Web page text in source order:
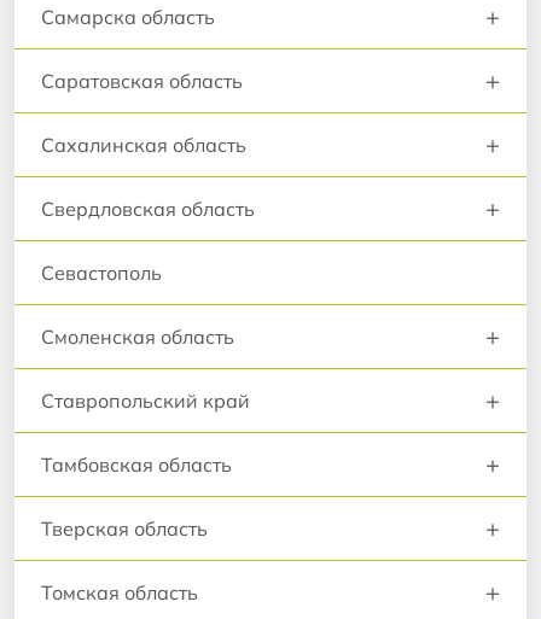
Самарска область +
Саратовская область +
Сахалинская область +
Свердловская область +
Севастополь
Смоленская область +
Ставропольский край +
Тамбовская область +
Тверская область +
Томская область +